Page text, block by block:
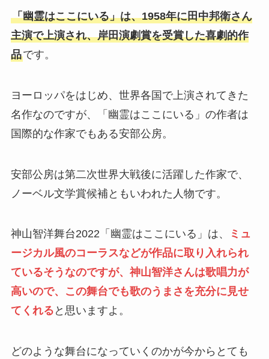
「幽霊はここにいる」は、1958年に田中邦衛さん
主演で上演され、岸田演劇賞を受賞した喜劇的作
品です。
ヨーロッパをはじめ、世界各国で上演されてきた
名作なのですが、「幽霊はここにいる」の作者は
国際的な作家でもある安部公房。
安部公房は第二次世界大戦後に活躍した作家で、
ノーベル文学賞候補ともいわれた人物です。
神山智洋舞台2022「幽霊はここにいる」は、
ミュ
ージカル風のコーラスなどが作品に取り入れられ
ているそうなのですが、神山智洋さんは歌唱力が
高いので、この舞台でも歌のうまさを充分に見せ
てくれる と思いますよ。
どのような舞台になっていくのかが今からとても